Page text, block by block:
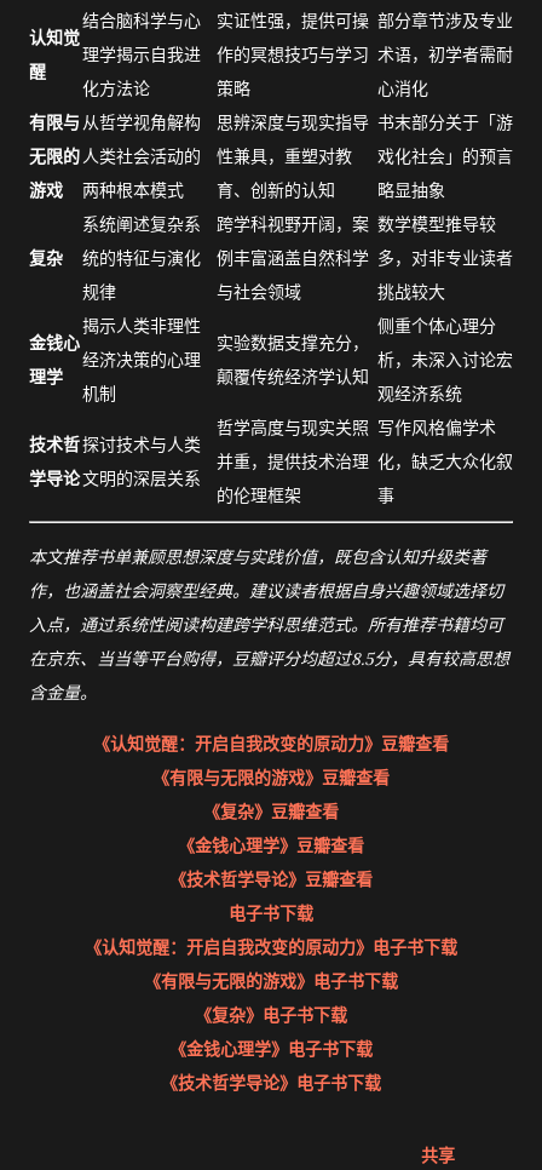
认知觉
醒
结合脑科学与心
理学揭示自我进
化方法论
实证性强，提供可操
作的冥想技巧与学习
策略
部分章节涉及专业
术语，初学者需耐
心消化
有限与
无限的
游戏
从哲学视角解构
人类社会活动的
两种根本模式
思辨深度与现实指导
性兼具，重塑对教
育、创新的认知
书末部分关于「游
戏化社会」的预言
略显抽象
复杂
系统阐述复杂系
统的特征与演化
规律
跨学科视野开阔，案
例丰富涵盖自然科学
与社会领域
数学模型推导较
多，对非专业读者
挑战较大
金钱心
理学
揭示人类非理性
经济决策的心理
机制
实验数据支撑充分，
颠覆传统经济学认知
侧重个体心理分
析，未深入讨论宏
观经济系统
技术哲
学导论
探讨技术与人类
文明的深层关系
哲学高度与现实关照
并重，提供技术治理
的伦理框架
写作风格偏学术
化，缺乏大众化叙
事
本文推荐书单兼顾思想深度与实践价值，既包含认知升级类著
作，也涵盖社会洞察型经典。建议读者根据自身兴趣领域选择切
入点，通过系统性阅读构建跨学科思维范式。所有推荐书籍均可
在京东、当当等平台购得，豆瓣评分均超过8.5分，具有较高思想
含金量。
《认知觉醒：开启自我改变的原动力》豆瓣查看
《有限与无限的游戏》豆瓣查看
《复杂》豆瓣查看
《金钱心理学》豆瓣查看
《技术哲学导论》豆瓣查看
电子书下载
《认知觉醒：开启自我改变的原动力》电子书下载
《有限与无限的游戏》电子书下载
《复杂》电子书下载
《金钱心理学》电子书下载
《技术哲学导论》电子书下载
共享